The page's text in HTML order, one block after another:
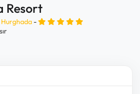
Resort
Hurghada -